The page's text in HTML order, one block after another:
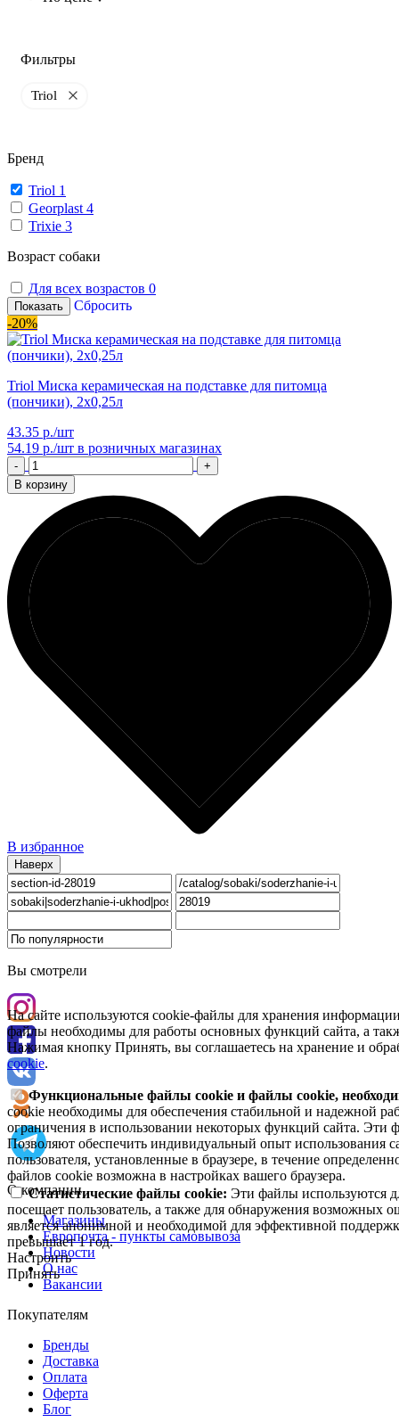
Фильтры
Triol
Бренд
Triol 1
Georplast 4
Trixie 3
Возраст собаки
Для всех возрастов 0
Показать
Сбросить
-20%
Triol Миска керамическая на подставке для питомца
(пончики), 2х0,25л
43.35 р./шт
54.19 р./шт в розничных магазинах
-
+
В корзину
В избранное
Наверх
Вы смотрели
На сайте используются cookie-файлы для хранения
файлы необходимы для работы основных функций сайта, а
Нажимая кнопку Принять, вы соглашаетесь на хранение и
cookie.
Функциональные файлы cookie и файлы cookie,
cookie необходимы для обеспечения стабильной и надежной
ограничения в использовании некоторых функций сайта. Эти
Позволяют обеспечить индивидуальный опыт использования
пользователя, установленные в браузере, в течение
файлов cookie возможна в настройках вашего браузера.
Статистические файлы cookie: Эти файлы используются
посещает пользователь, а также для обнаружения возможных
является анонимной и необходимой для эффективной
превышает 1 год.
Настроить
Принять
О компании
Магазины
Европочта - пункты самовывоза
Новости
О нас
Вакансии
Покупателям
Бренды
Доставка
Оплата
Оферта
Блог